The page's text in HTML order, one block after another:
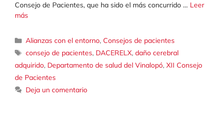
Consejo de Pacientes, que ha sido el más concurrido … Leer
más
Categorías
Alianzas con el entorno,Consejos de pacientes
Etiquetas
consejo de pacientes, DACERELX,daño cerebral
adquirido, Departamento de salud del Vinalopó, XII Consejo
de Pacientes
Deja un comentario